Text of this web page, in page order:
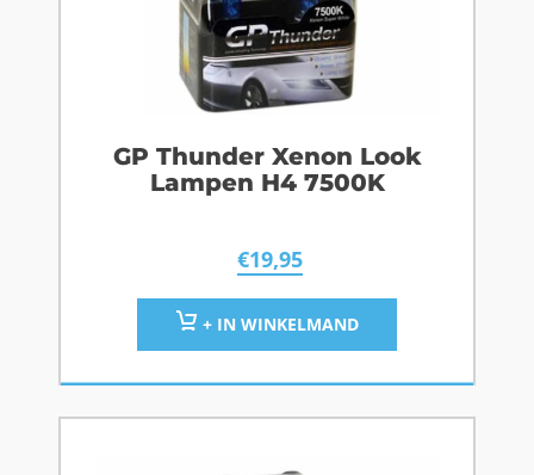
GP Thunder Xenon Look
Lampen H4 7500K
€19,95
+ IN WINKELMAND